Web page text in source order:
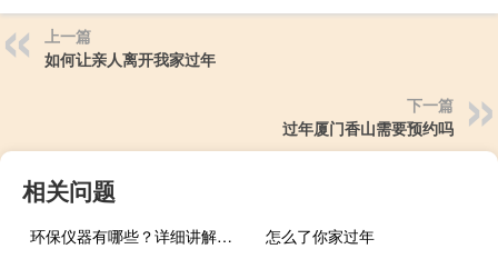
上一篇
如何让亲人离开我家过年
下一篇
过年厦门香山需要预约吗
相关问题
环保仪器有哪些？详细讲解各类环保仪器的使用方法
怎么了你家过年